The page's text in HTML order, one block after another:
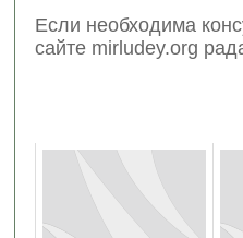
Если необходима
сайте mirludey.org